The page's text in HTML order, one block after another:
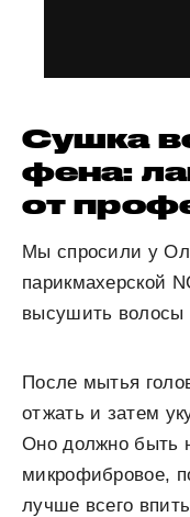
Сушка
фена:
от
Мы спросили у
парикмахерской
высушить волосы
После мытья
отжать и затем
Оно должно быть
микрофибровое,
лучше всего